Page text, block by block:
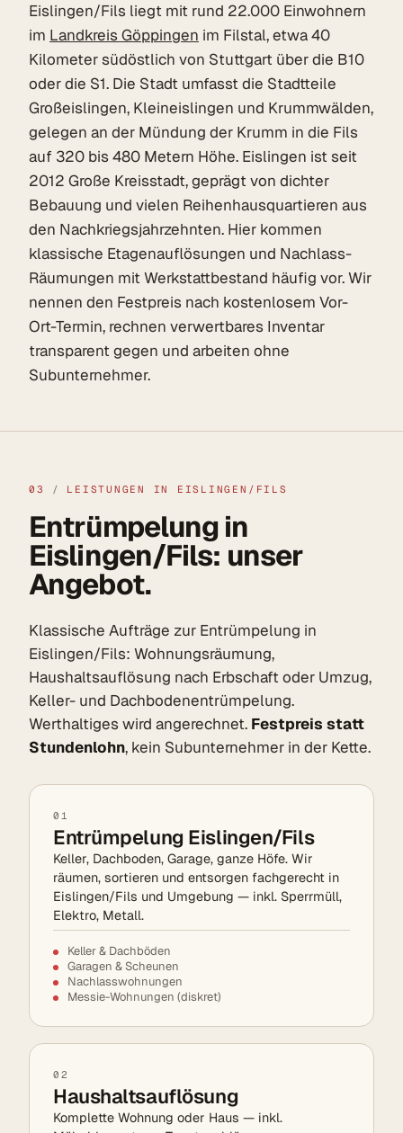
Eislingen/Fils liegt mit rund 22.000 Einwohnern
im Landkreis Göppingen im Filstal, etwa 40
Kilometer südöstlich von Stuttgart über die B10
oder die S1. Die Stadt umfasst die Stadtteile
Großeislingen, Kleineislingen und Krummwälden,
gelegen an der Mündung der Krumm in die Fils
auf 320 bis 480 Metern Höhe. Eislingen ist seit
2012 Große Kreisstadt, geprägt von dichter
Bebauung und vielen Reihenhausquartieren aus
den Nachkriegsjahrzehnten. Hier kommen
klassische Etagenauflösungen und Nachlass-
Räumungen mit Werkstattbestand häufig vor. Wir
nennen den Festpreis nach kostenlosem Vor-
Ort-Termin, rechnen verwertbares Inventar
transparent gegen und arbeiten ohne
Subunternehmer.
03 / LEISTUNGEN IN EISLINGEN/FILS
Entrümpelung in
Eislingen/Fils: unser
Angebot.
Klassische Aufträge zur Entrümpelung in
Eislingen/Fils: Wohnungsräumung,
Haushaltsauflösung nach Erbschaft oder Umzug,
Keller- und Dachbodenentrümpelung.
Werthaltiges wird angerechnet. Festpreis statt
Stundenlohn, kein Subunternehmer in der Kette.
01
Entrümpelung Eislingen/Fils
Keller, Dachboden, Garage, ganze Höfe. Wir
räumen, sortieren und entsorgen fachgerecht in
Eislingen/Fils und Umgebung — inkl. Sperrmüll,
Elektro, Metall.
Keller & Dachböden
Garagen & Scheunen
Nachlasswohnungen
Messie-Wohnungen (diskret)
02
Haushaltsauflösung
Komplette Wohnung oder Haus — inkl.